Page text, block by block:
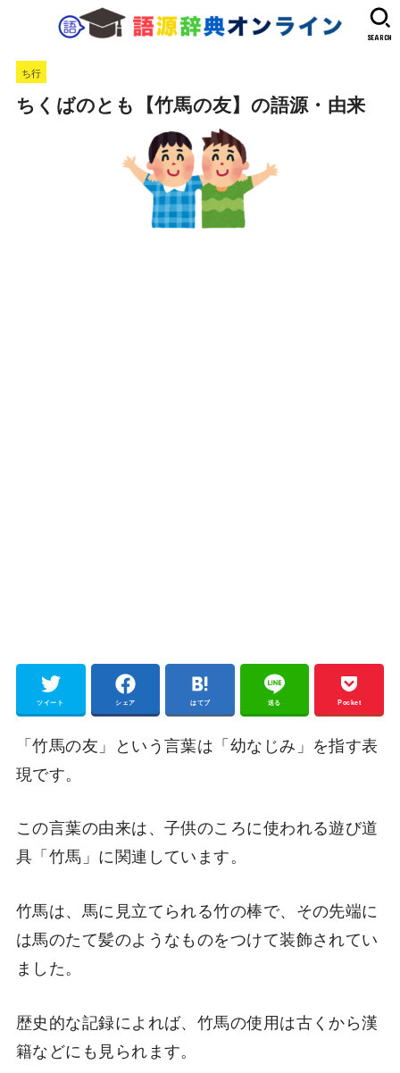
SEARCH
ち行
ちくばのとも【竹馬の友】の語源・由来
ツイート シェア はてブ 送る Pocket
「竹馬の友」という言葉は「幼なじみ」を指す表
現です。
この言葉の由来は、子供のころに使われる遊び道
具「竹馬」に関連しています。
竹馬は、馬に見立てられる竹の棒で、その先端に
は馬のたて髪のようなものをつけて装飾されてい
ました。
歴史的な記録によれば、竹馬の使用は古くから漢
籍などにも見られます。